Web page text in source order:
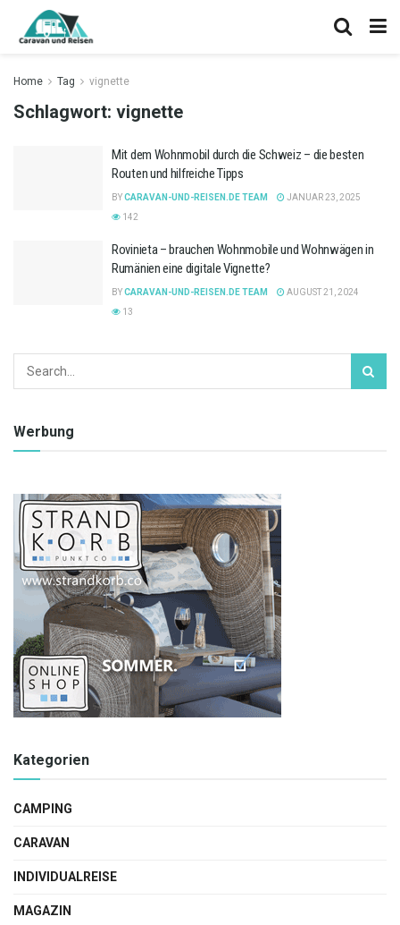
Home Tag vignette
Schlagwort: vignette
Mit dem Wohnmobil durch die Schweiz – die besten
Routen und hilfreiche Tipps
BYCARAVAN-UND-REISEN.DE TEAM
JANUAR 23, 2025
142
Rovinieta – brauchen Wohnmobile und Wohnwägen in
Rumänien eine digitale Vignette?
BYCARAVAN-UND-REISEN.DE TEAM
AUGUST 21, 2024
13
Werbung
Kategorien
CAMPING
CARAVAN
INDIVIDUALREISE
MAGAZIN